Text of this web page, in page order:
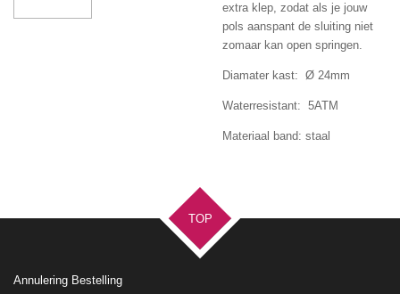
extra klep, zodat als je jouw
pols aanspant de sluiting niet
zomaar kan open springen.
Diamater kast: Ø 24mm
Waterresistant: 5ATM
Materiaal band: staal
TOP
Annulering Bestelling